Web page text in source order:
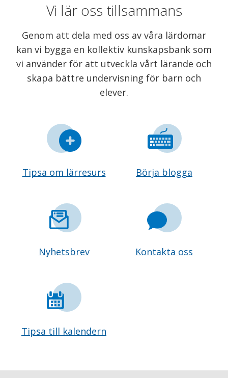
Vi lär oss tillsammans
Genom att dela med oss av våra lärdomar
kan vi bygga en kollektiv kunskapsbank som
vi använder för att utveckla vårt lärande och
skapa bättre undervisning för barn och
elever.
Tipsa om lärresurs Börja blogga
Nyhetsbrev Kontakta oss
Tipsa till kalendern